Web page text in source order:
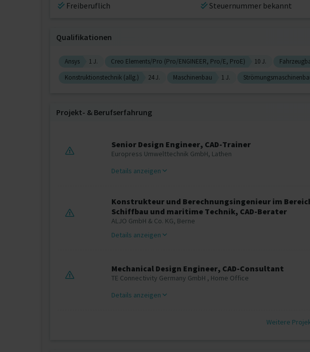
Freiberuflich Steuernummer bekannt
Qualifikationen
Ansys 1 J. Creo Elements/Pro (Pro/ENGINEER, Pro/E, ProE) 10 J.
Konstruktionstechnik (allg.)
24 J. Maschinenbau 1 J.
Projekt‐ & Berufserfahrung
Senior Design Engineer, CAD-Trainer
Europress Umwelttechnik GmbH, Lathen
Details anzeigen
Konstrukteur und Berechnungsingenieur im
Schiffbau und maritime Technik, CAD-Berater
ALJO GmbH & Co. KG, Berne
Details anzeigen
Mechanical Design Engineer, CAD-Consultant
TE Connectivity Germany GmbH , Home Office
Details anzeigen
Weitere